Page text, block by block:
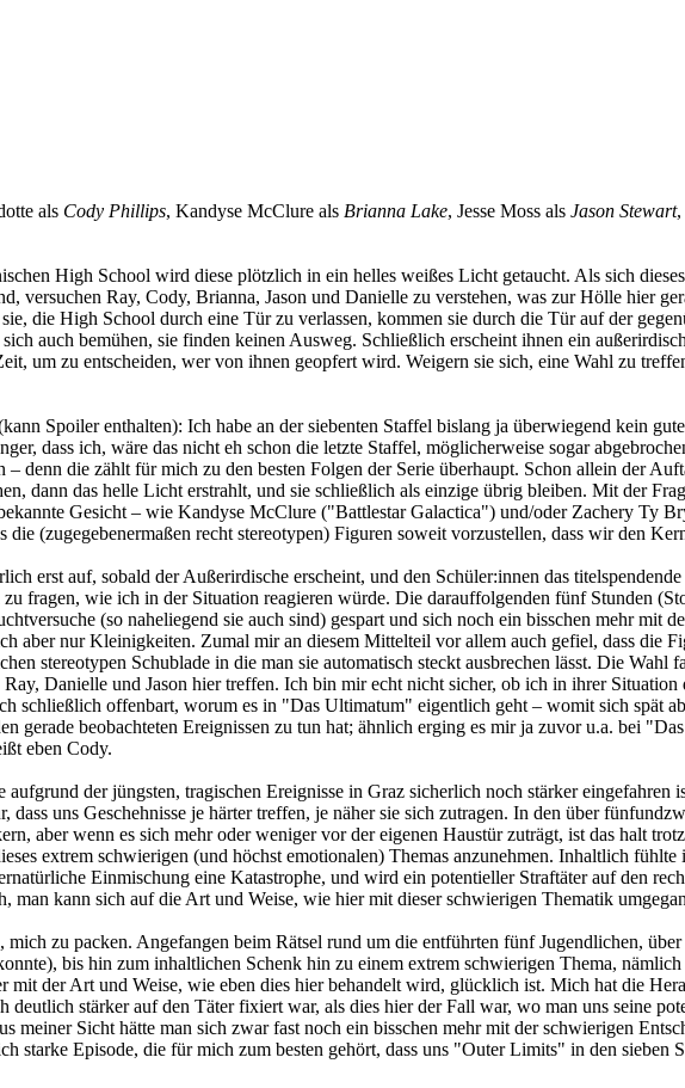
als Cody Phillips, Kandyse McClure als Brianna Lake, Jesse Moss als Jason Stewart,
High School wird diese plötzlich in ein helles weißes Licht getaucht. Als sich
versuchen Ray, Cody, Brianna, Jason und Danielle zu verstehen, was zur Hölle hier
die High School durch eine Tür zu verlassen, kommen sie durch die Tür auf der
auch bemühen, sie finden keinen Ausweg. Schließlich erscheint ihnen ein
um zu entscheiden, wer von ihnen geopfert wird. Weigern sie sich, eine Wahl zu
Spoiler enthalten): Ich habe an der siebenten Staffel bislang ja überwiegend kein
dass ich, wäre das nicht eh schon die letzte Staffel, möglicherweise sogar
denn die zählt für mich zu den besten Folgen der Serie überhaupt. Schon allein der
dann das helle Licht erstrahlt, und sie schließlich als einzige übrig bleiben. Mit der
Gesicht – wie Kandyse McClure ("Battlestar Galactica") und/oder Zachery Ty
(zugegebenermaßen recht stereotypen) Figuren soweit vorzustellen, dass wir den
erst auf, sobald der Außerirdische erscheint, und den Schüler:innen das
fragen, wie ich in der Situation reagieren würde. Die darauffolgenden fünf Stunden
(so naheliegend sie auch sind) gespart und sich noch ein bisschen mehr mit
aber nur Kleinigkeiten. Zumal mir an diesem Mittelteil vor allem auch gefiel, dass die
stereotypen Schublade in die man sie automatisch steckt ausbrechen lässt. Die Wahl
Danielle und Jason hier treffen. Ich bin mir echt nicht sicher, ob ich in ihrer
schließlich offenbart, worum es in "Das Ultimatum" eigentlich geht – womit sich spät
gerade beobachteten Ereignissen zu tun hat; ähnlich erging es mir ja zuvor u.a. bei
eben Cody.
der jüngsten, tragischen Ereignisse in Graz sicherlich noch stärker eingefahren
dass uns Geschehnisse je härter treffen, je näher sie sich zutragen. In den über
aber wenn es sich mehr oder weniger vor der eigenen Haustür zuträgt, ist das halt
extrem schwierigen (und höchst emotionalen) Themas anzunehmen. Inhaltlich
Einmischung eine Katastrophe, und wird ein potentieller Straftäter auf den
man kann sich auf die Art und Weise, wie hier mit dieser schwierigen Thematik
zu packen. Angefangen beim Rätsel rund um die entführten fünf Jugendlichen,
bis hin zum inhaltlichen Schenk hin zu einem extrem schwierigen Thema,
mit der Art und Weise, wie eben dies hier behandelt wird, glücklich ist. Mich hat die
deutlich stärker auf den Täter fixiert war, als dies hier der Fall war, wo man uns seine
meiner Sicht hätte man sich zwar fast noch ein bisschen mehr mit der schwierigen
starke Episode, die für mich zum besten gehört, dass uns "Outer Limits" in den sieben